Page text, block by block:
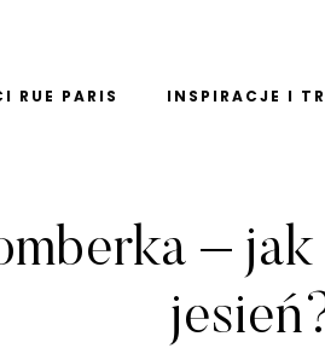
RUE PARIS INSPIRACJE I
–